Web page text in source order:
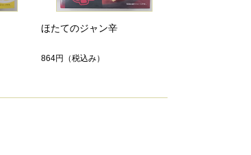
ほたてのジャン辛
864円 （税込み）